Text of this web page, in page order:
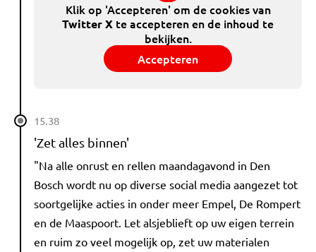
Klik op 'Accepteren' om de cookies van
Twitter X te accepteren en de inhoud te
bekijken.
Accepteren
15.38
'Zet alles binnen'
"Na alle onrust en rellen maandagavond in Den
Bosch wordt nu op diverse social media aangezet tot
soortgelijke acties in onder meer Empel, De Rompert
en de Maaspoort. Let alsjeblieft op uw eigen terrein
en ruim zo veel mogelijk op, zet uw materialen